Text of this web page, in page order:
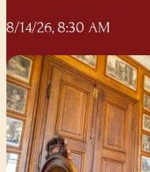
8/14/26, 8:30 AM